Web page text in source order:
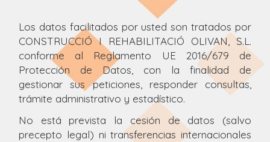
Los datos facilitados por usted son tratados por
CONSTRUCCIÓ I REHABILITACIÓ OLIVAN, S.L.
conforme al Reglamento UE 2016/679 de
Protección de Datos, con la finalidad de
gestionar sus peticiones, responder consultas,
trámite administrativo y estadístico.
No está prevista la cesión de datos (salvo
precepto legal) ni transferencias internacionales